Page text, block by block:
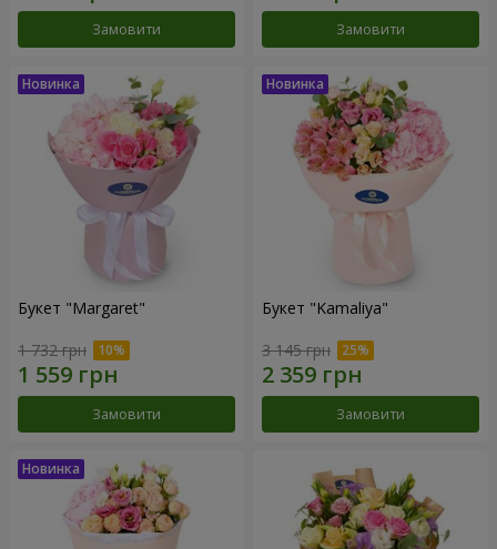
Замовити Замовити
Букет "Margaret"
1 732 грн
Замовити
Букет "Kamaliya"
3 145 грн
Замовити